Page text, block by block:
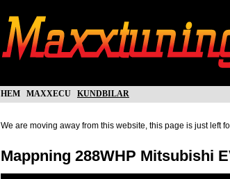
hem maxxecu kundbilar
We are moving away from this website, this page is just left
Mappning 288WHP Mitsubishi